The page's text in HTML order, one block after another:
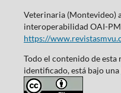
Veterinaria (Montevideo)
interoperabilidad OAI-
https://
Todo el contenido de esta
identificado, está bajo una